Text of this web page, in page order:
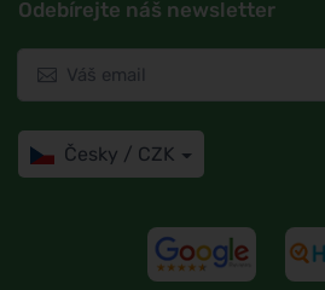
Odebírejte náš newsletter
Česky / CZK